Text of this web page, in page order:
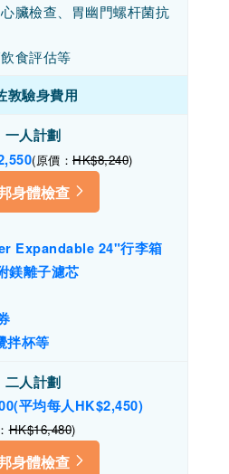
臟檢查、胃幽門螺杆菌抗
食評估等
敦驗身費用
一人計劃
(原價： HK$8,240)
身體檢查
Expandable 24"行李箱
鎂離子濾芯
拌杯等
二人計劃
平均每人HK$2,450)
HK$16,480)
身體檢查